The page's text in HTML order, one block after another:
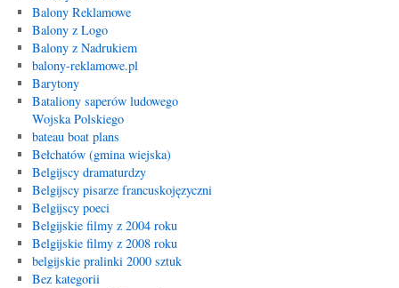
Balony Reklamowe
Balony z Logo
Balony z Nadrukiem
balony-reklamowe.pl
Barytony
Bataliony saperów ludowego
Wojska Polskiego
bateau boat plans
Bełchatów (gmina wiejska)
Belgijscy dramaturdzy
Belgijscy pisarze francuskojęzyczni
Belgijscy poeci
Belgijskie filmy z 2004 roku
Belgijskie filmy z 2008 roku
belgijskie pralinki 2000 sztuk
Bez kategorii